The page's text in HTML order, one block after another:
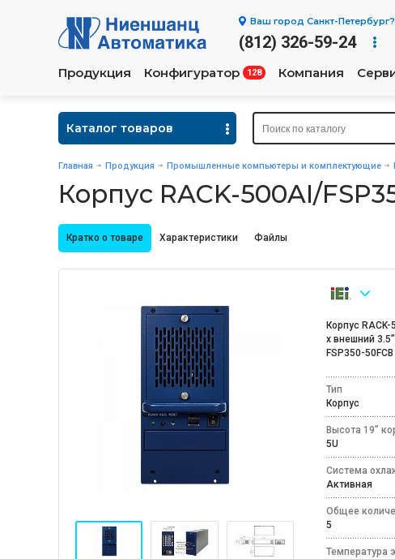
Ваш город Санкт-Петербург?
(812) 326-59-24
Продукция Конфигуратор 128 Компания
Каталог товаров
Главная Продукция Промышленные компьютеры и комплектующие
Корпус RACK-500AI/
Кратко о товаре Характеристики Файлы
Корпус
х внешний
FSP350-
Тип
Корпус
Высота 19”
5U
Система
Активная
Общее
5
Температура